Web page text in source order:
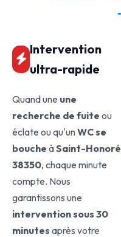
Intervention
ultra-rapide
Quand une une
recherche de fuite ou
éclate ou qu'unWC se
bouche àSaint-Honoré
38350, chaque minute
compte. Nous
garantissons une
intervention sous 30
minutes après votre